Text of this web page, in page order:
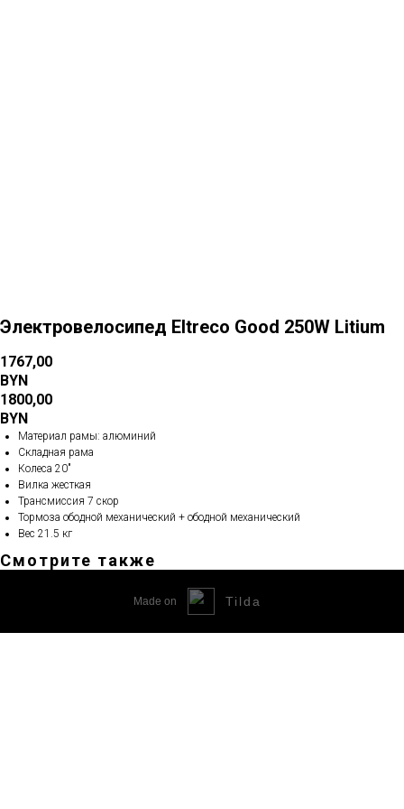
Электровелосипед Eltreco Good 250W Litium
1767,00
BYN
1800,00
BYN
Материал рамы: алюминий
Складная рама
Колеса 20"
Вилка жесткая
Трансмиссия 7 скор
Тормоза ободной механический + ободной механический
Вес 21.5 кг
Смотрите также
Made on Tilda